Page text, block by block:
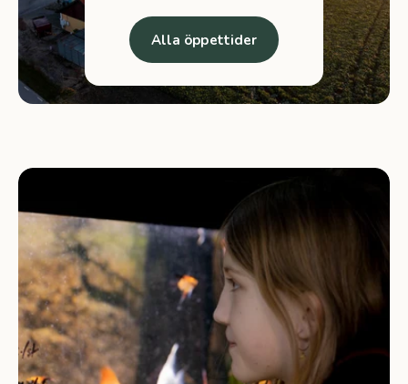
Alla öppettider